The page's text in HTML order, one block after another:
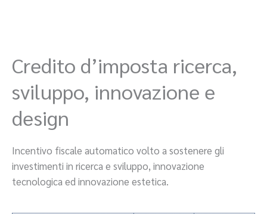
Credito d’imposta ricerca,
sviluppo, innovazione e
design
Incentivo fiscale automatico volto a sostenere gli
investimenti in ricerca e sviluppo, innovazione
tecnologica ed innovazione estetica.